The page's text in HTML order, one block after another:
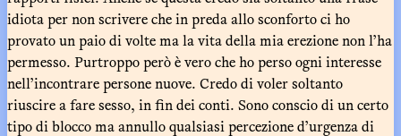
idiota per non scrivere che in preda allo sconforto ci ho
provato un paio di volte ma la vita della mia erezione non l’ha
permesso. Purtroppo però è vero che ho perso ogni interesse
nell’incontrare persone nuove. Credo di voler soltanto
riuscire a fare sesso, in fin dei conti. Sono conscio di un certo
tipo di blocco ma annullo qualsiasi percezione d’urgenza di